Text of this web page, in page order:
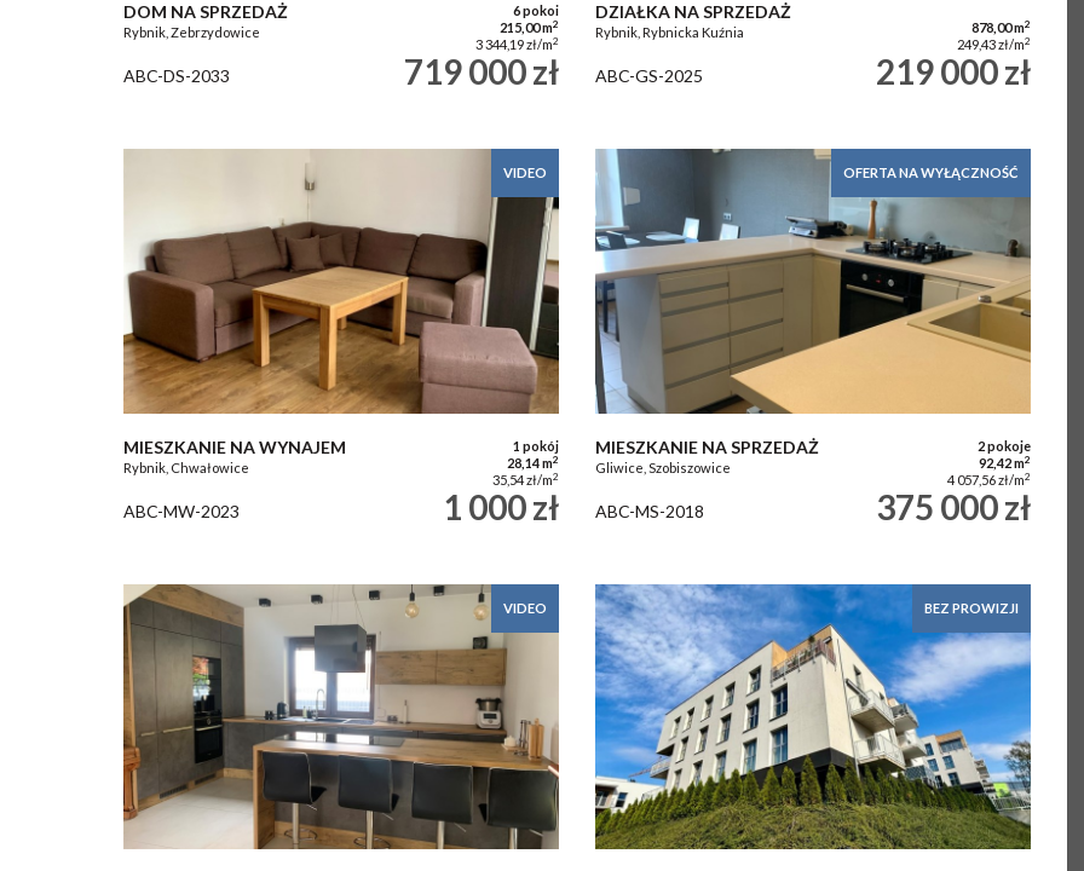
DOM NA SPRZEDAŻ
Rybnik, Zebrzydowice
6 pokoi
215,00 m2
3 344,19 zł/m2
ABC-DS-2033 719 000 zł
DZIAŁKA NA SPRZEDAŻ
Rybnik, Rybnicka Kuźnia 878,00 m2
249,43 zł/m2
ABC-GS-2025 219 000 zł
VIDEO
MIESZKANIE NA WYNAJEM
Rybnik, Chwałowice
1 pokój
28,14 m2
35,54 zł/m2
ABC-MW-2023 1 000 zł
OFERTA NA WYŁĄCZNOŚĆ
MIESZKANIE NA SPRZEDAŻ
Gliwice, Szobiszowice
2 pokoje
92,42 m2
4 057,56 zł/m2
ABC-MS-2018 375 000 zł
VIDEO BEZ PROWIZJI